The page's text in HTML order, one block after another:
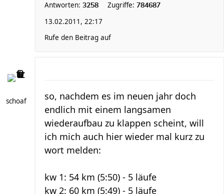
Antworten: 3258 Zugriffe: 784687
13.02.2011, 22:17
Rufe den Beitrag auf
schoaf
so, nachdem es im neuen jahr doch
endlich mit einem langsamen
wiederaufbau zu klappen scheint, will
ich mich auch hier wieder mal kurz zu
wort melden:
kw 1: 54 km (5:50) - 5 läufe
kw 2: 60 km (5:49) - 5 läufe